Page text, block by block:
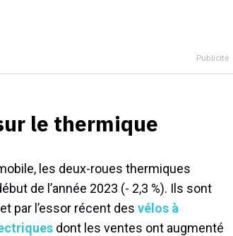
le thermique
les deux-roues thermiques
de l’année 2023 (- 2,3 %). Ils sont
par l’essor récent des vélos à
dont les ventes ont augmenté